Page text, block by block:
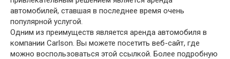
автомобилей, ставшая в последнее время очень
популярной услугой.
Одним из преимуществ является аренда автомобиля в
компании Carlson. Вы можете посетить веб-сайт, где
можно воспользоваться этой ссылкой. Более подробную